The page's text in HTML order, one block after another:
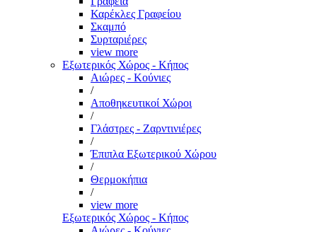
Καρέκλες Γραφείου
Σκαμπό
Συρταριέρες
view more
Εξωτερικός Χώρος - Κήπος
Αιώρες - Κούνιες
/
Αποθηκευτικοί Χώροι
/
Γλάστρες - Ζαρντινιέρες
/
Έπιπλα Εξωτερικού Χώρου
/
Θερμοκήπια
/
view more
Εξωτερικός Χώρος - Κήπος